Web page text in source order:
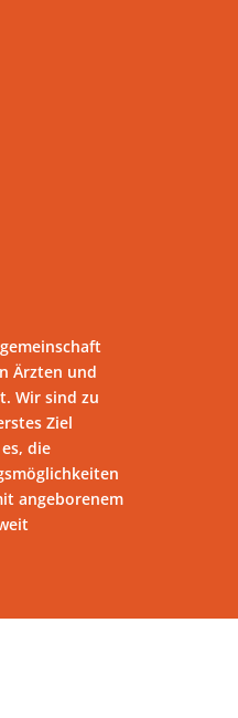
Ärzten und
Wir sind zu
Ziel
die
angeborenem